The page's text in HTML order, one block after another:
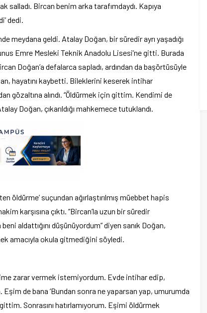
salladı. Bircan benim arka tarafımdaydı. Kapıya
dedi.
meydana geldi. Atalay Doğan, bir süredir ayrı yaşadığı
Emre Mesleki Teknik Anadolu Lisesi’ne gitti. Burada
Doğan’a defalarca sapladı, ardından da başörtüsüyle
hayatını kaybetti. Bileklerini keserek intihar
gözaltına alındı. “Öldürmek için gittim. Kendimi de
Doğan, çıkarıldığı mahkemece tutuklandı.
öldürme’ suçundan ağırlaştırılmış müebbet hapis
karşısına çıktı. “Bircan’la uzun bir süredir
aldattığını düşünüyordum” diyen sanık Doğan,
amacıyla okula gitmediğini söyledi.
zarar vermek istemiyordum. Evde intihar edip,
de bana ‘Bundan sonra ne yaparsan yap, umurumda
Sonrasını hatırlamıyorum. Eşimi öldürmek